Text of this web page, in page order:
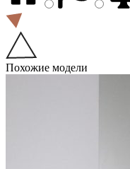
Похожие модели